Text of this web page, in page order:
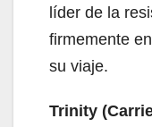
líder de la
firmemente
su viaje.
Trinity